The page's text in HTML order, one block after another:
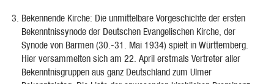
Bekennende Kirche: Die unmittelbare Vorgeschichte der ersten
Bekenntnissynode der Deutschen Evangelischen Kirche, der
Synode von Barmen (30.-31. Mai 1934) spielt in Württemberg.
Hier versammelten sich am 22. April erstmals Vertreter aller
Bekenntnisgruppen aus ganz Deutschland zum Ulmer